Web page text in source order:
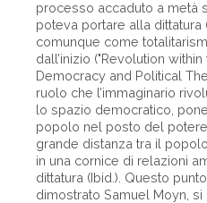
processo accaduto a metà
poteva portare alla dittatura
comunque come
dall’inizio ("Revolution
Democracy and Political
ruolo che l’immaginario
lo spazio democratico,
popolo nel posto del
grande distanza tra il
in una cornice di relazioni
dittatura (Ibid.). Questo
dimostrato Samuel Moyn,